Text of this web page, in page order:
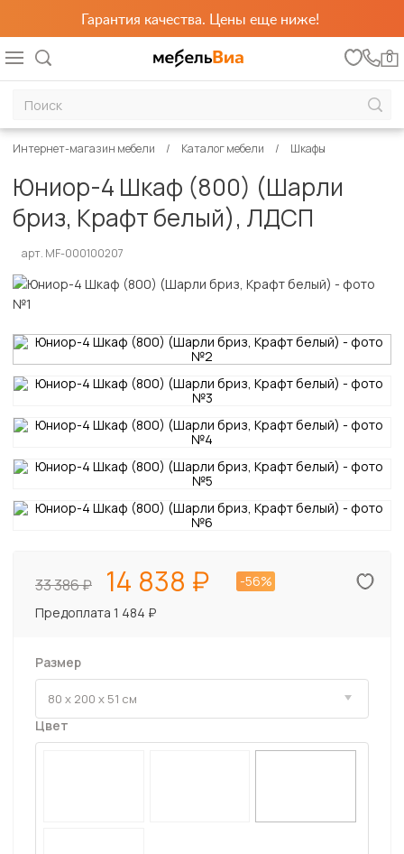
Гарантия качества. Цены еще ниже!
0
Интернет-магазин мебели Каталог мебели Шкафы
Юниор-4 Шкаф (800) (Шарли
бриз, Крафт белый), ЛДСП
арт. MF-000100207
33 386 14 838
-56%
Предоплата 1 484 ₽
Размер
Цвет